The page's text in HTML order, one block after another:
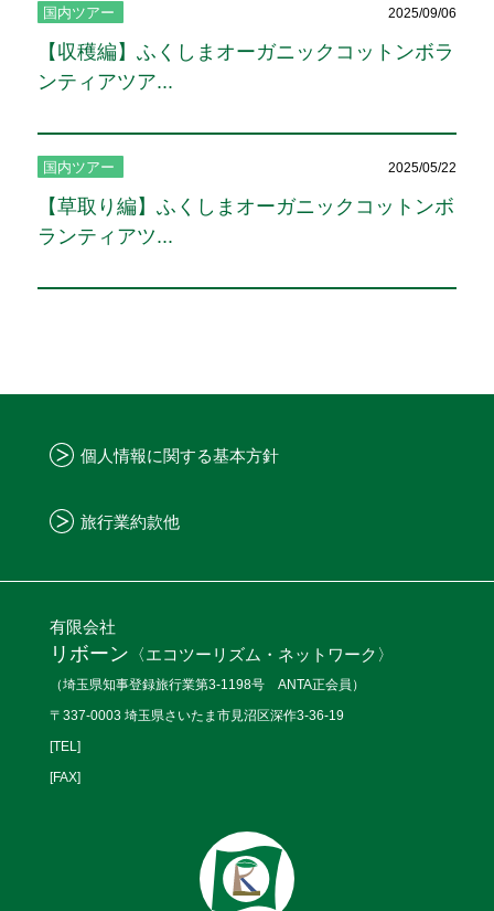
国内ツアー 2025/09/06
【収穫編】ふくしまオーガニックコットンボラ
ンティアツア...
国内ツアー 2025/05/22
【草取り編】ふくしまオーガニックコットンボ
ランティアツ...
個人情報に関する基本方針
旅行業約款他
有限会社
リボーン 〈エコツーリズム・ネットワーク〉
（埼玉県知事登録旅行業第3-1198号 ANTA正会員）
〒337-0003 埼玉県さいたま市見沼区深作3-36-19
[TEL]
[FAX]